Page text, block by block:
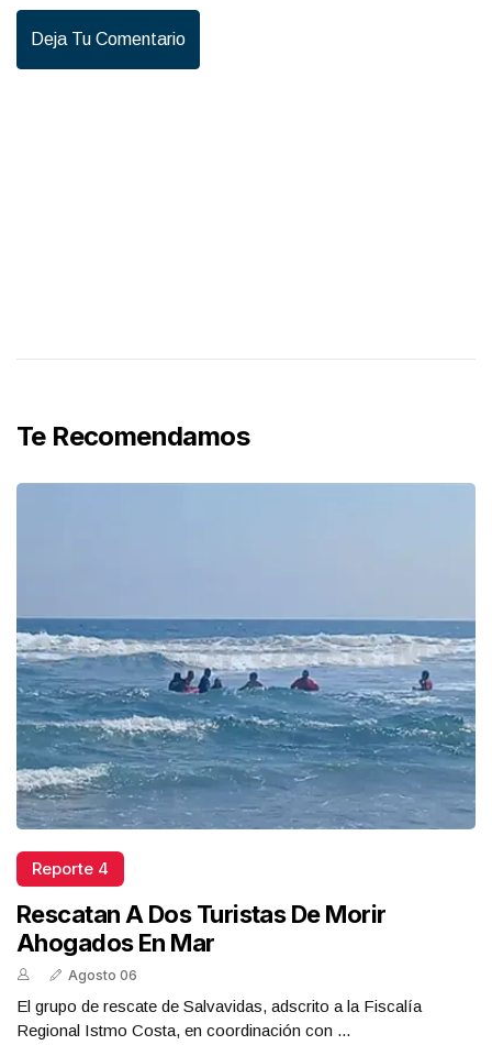
Deja Tu Comentario
Te Recomendamos
Reporte 4
Rescatan A Dos Turistas De Morir
Ahogados En Mar
Agosto 06
El grupo de rescate de Salvavidas, adscrito a la Fiscalía
Regional Istmo Costa, en coordinación con ...